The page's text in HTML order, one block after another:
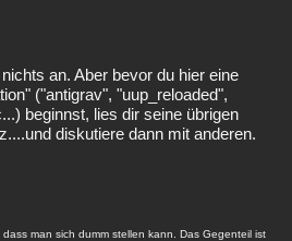
an. Aber bevor du hier eine
("antigrav", "uup_reloaded",
beginnst, lies dir seine übrigen
diskutiere dann mit anderen.
man sich dumm stellen kann. Das Gegenteil ist